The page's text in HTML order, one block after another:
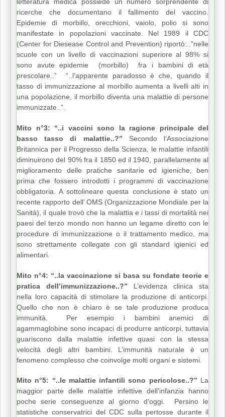
letteratura medica possiede un numero sorprendente di
ricerche che documentano il fallimento del vaccino.
Epidemie di morbillo, orecchioni, vaiolo, polio si sono
manifestate in popolazioni vaccinate. Nel 1989 il CDC
(Center for Diesease Control and Prevention) riportò:..”nelle
scuole con un livello di vaccinazioni superiore al 98% si
sono avute epidemie (morbillo) fra i bambini di età
prescolare..” “..l’apparente paradosso è che, quando il
tasso di immunizzazione al morbillo aumenta a livelli alti in
una popolazione, il morbillo diventa una malattie di persone
immunizzate..”.
Mito n°3: “..i vaccini sono la ragione principale del
basso tasso di malattie..?” Secondo l’Associazione
Britannica per il Progresso della Scienza, le malattie infantili
diminuirono del 90% fra il 1850 ed il 1940, parallelamente al
miglioramento delle pratiche sanitarie ed igieniche, ben
prima che fossero introdotti i programmi di vaccinazione
obbligatoria. A sottolineare questa conclusione è stato un
recente rapporto dell’ OMS (Organizzazione Mondiale per la
Sanità), il quale trovò che la malattia e i tassi di mortalità nei
paesi del terzo mondo non hanno un legame diretto con le
procedure di immunizzazione o il trattamento medico, ma
sono strettamente collegate con gli standard igienici ed
alimentari.
Mito n°4: “..la vaccinazione si basa su fondate teorie e
pratica dell’immunizzazione..?” L’evidenza clinica sta
nella loro capacità di stimolare la produzione di anticorpi.
Quello che non è chiaro è se tale produzione produca
immunità. Per esempio i bambini anemici di
agammaglobine sono incapaci di produrre anticorpi, tuttavia
guariscono dalla malattie infettive quasi con la stessa
velocità degli altri bambini. L’immunità naturale è un
fenomeno complesso che coinvolge molti organi e sistemi.
Mito n°5: “..le malattie infantili sono pericolose..?” La
maggior parte delle malattie infettive dell’infanzia hanno
poche serie conseguenze al giorno d’oggi. Persino le
statistiche conservatrici del CDC sulla pertosse durante il